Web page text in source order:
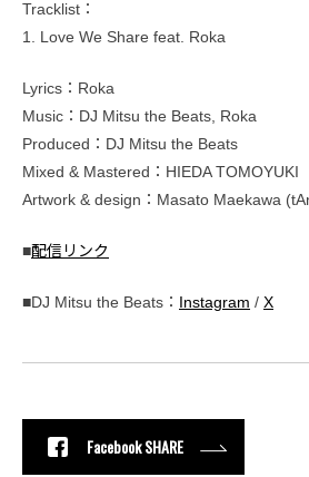
Tracklist：
1. Love We Share feat. Roka
Lyrics：Roka
Music：DJ Mitsu the Beats, Roka
Produced：DJ Mitsu the Beats
Mixed & Mastered：HIEDA TOMOYUKI
Artwork & design：Masato Maekawa
■配信リンク
■DJ Mitsu the Beats： Instagram / X
Facebook SHARE